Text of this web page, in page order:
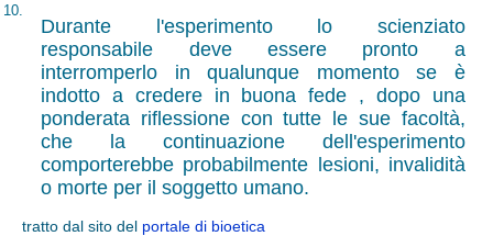
10.
Durante l'esperimento lo scienziato
responsabile deve essere pronto a
interromperlo in qualunque momento se è
indotto a credere in buona fede , dopo una
ponderata riflessione con tutte le sue facoltà,
che la continuazione dell'esperimento
comporterebbe probabilmente lesioni, invalidità
o morte per il soggetto umano.
tratto dal sito del portale di bioetica